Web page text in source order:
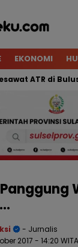
EKONOMI
ATR di
- Jurnalis
2017 - 14:20 WITA